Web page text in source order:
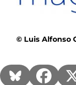
© Luis Alfonso